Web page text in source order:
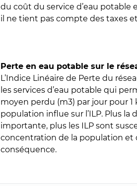
du coût du service d’eau potable
il ne tient pas compte des taxes
Perte en eau potable sur le
L’Indice Linéaire de Perte du
les services d’eau potable qui
moyen perdu (m3) par jour pour
population influe sur l’ILP. Plus
importante, plus les ILP sont
concentration de la population et
conséquence.